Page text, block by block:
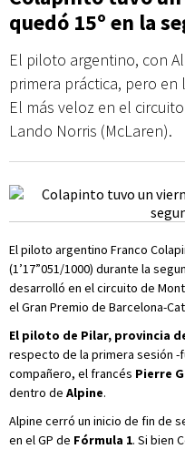
quedó 15º en la
El piloto argentino, con
primera práctica, pero
El más veloz en el
Lando Norris (McLaren).
El piloto argentino Franco
(1’17”051/1000) durante la
desarrolló en el circuito de
el Gran Premio de Barcelona-
El piloto de Pilar, provincia
respecto de la primera sesión -
compañero, el francés Pierre
dentro de Alpine.
Alpine cerró un inicio de fin de
en el GP de Fórmula 1. Si bien